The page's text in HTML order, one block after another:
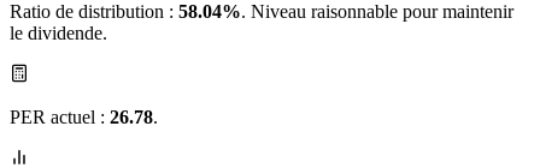
Ratio de distribution : 58.04%. Niveau raisonnable pour maintenir
le dividende.
PER actuel : 26.78.